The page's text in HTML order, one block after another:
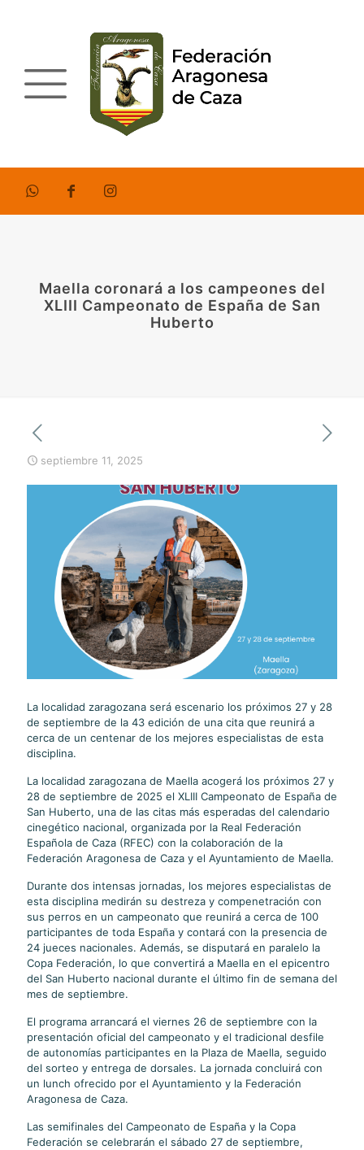
Maella coronará a los campeones del
XLIII Campeonato de España de San
Huberto
septiembre 11, 2025
La localidad zaragozana será escenario los próximos 27 y 28
de septiembre de la 43 edición de una cita que reunirá a
cerca de un centenar de los mejores especialistas de esta
disciplina.
La localidad zaragozana de Maella acogerá los próximos 27 y
28 de septiembre de 2025 el XLIII Campeonato de España de
San Huberto, una de las citas más esperadas del calendario
cinegético nacional, organizada por la Real Federación
Española de Caza (RFEC) con la colaboración de la
Federación Aragonesa de Caza y el Ayuntamiento de Maella.
Durante dos intensas jornadas, los mejores especialistas de
esta disciplina medirán su destreza y compenetración con
sus perros en un campeonato que reunirá a cerca de 100
participantes de toda España y contará con la presencia de
24 jueces nacionales. Además, se disputará en paralelo la
Copa Federación, lo que convertirá a Maella en el epicentro
del San Huberto nacional durante el último fin de semana del
mes de septiembre.
El programa arrancará el viernes 26 de septiembre con la
presentación oficial del campeonato y el tradicional desfile
de autonomías participantes en la Plaza de Maella, seguido
del sorteo y entrega de dorsales. La jornada concluirá con
un lunch ofrecido por el Ayuntamiento y la Federación
Aragonesa de Caza.
Las semifinales del Campeonato de España y la Copa
Federación se celebrarán el sábado 27 de septiembre,